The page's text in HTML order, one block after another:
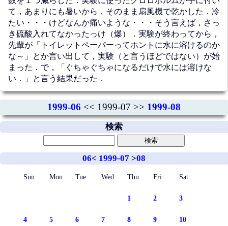
て，あまりにも暑いから，そのまま扇風機で乾かした．冷
たい・・・けどなんか痛いような・・・そう言えば，さっ
き硫酸入れてなかったっけ（爆）．実験が終わってから，
先輩が「トイレットペーパーってホントに水に溶けるのか
な～」とか言い出して，実験（と言うほどではない）が始
まった．で，「ぐちゃぐちゃになるだけで水には溶けな
い．」と言う結果だった．
1999-06 << 1999-07 >> 1999-08
検索
06< 1999-07 >08
Sun Mon Tue Wed Thu Fri Sat
1 2 3
4 5 6 7 8 9 10